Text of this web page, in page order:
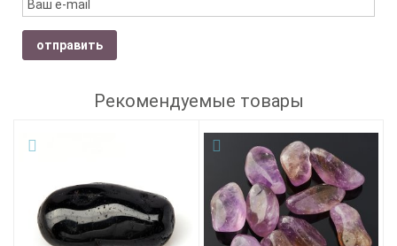
отправить
Рекомендуемые товары